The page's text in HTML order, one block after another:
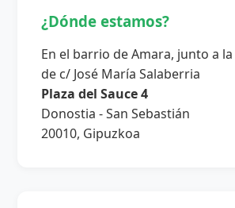
¿Dónde estamos?
En el barrio de Amara, junto a
de c/ José María Salaberria
Plaza del Sauce 4
Donostia - San Sebastián
20010, Gipuzkoa